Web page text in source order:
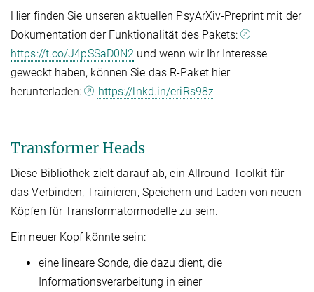
Hier finden Sie unseren aktuellen PsyArXiv-Preprint mit der
Dokumentation der Funktionalität des Pakets:
https://t.co/J4pSSaD0N2 und wenn wir Ihr Interesse
geweckt haben, können Sie das R-Paket hier
herunterladen:
https://lnkd.in/eriRs98z
Transformer Heads
Diese Bibliothek zielt darauf ab, ein Allround-Toolkit für
das Verbinden, Trainieren, Speichern und Laden von neuen
Köpfen für Transformatormodelle zu sein.
Ein neuer Kopf könnte sein:
eine lineare Sonde, die dazu dient, die
Informationsverarbeitung in einer